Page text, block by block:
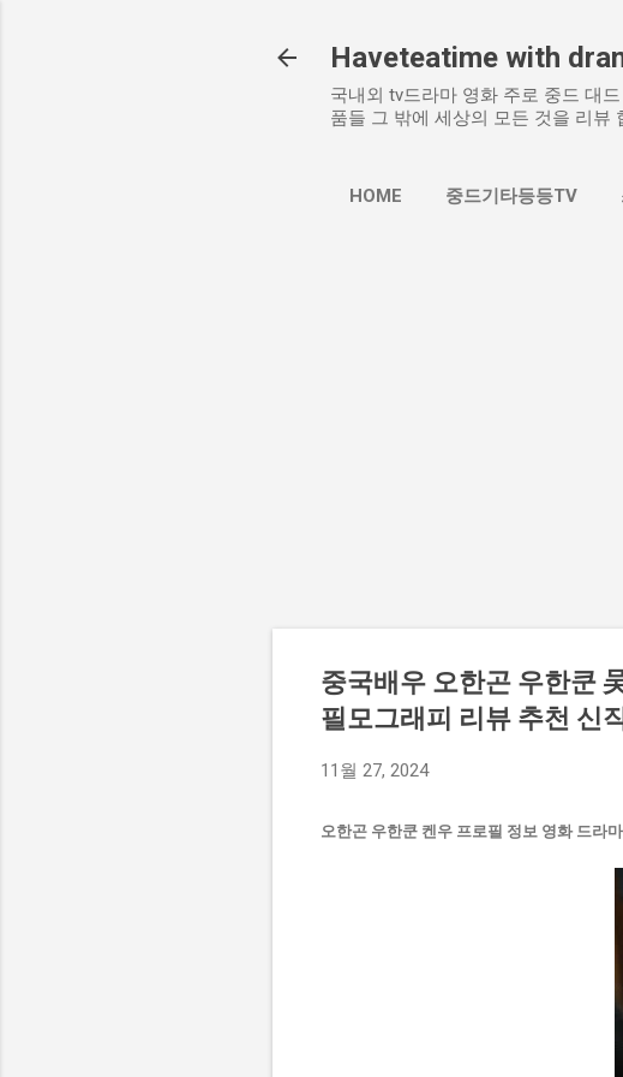
Haveteatime with
국내외 tv드라마 영화 주로 중드 대
품들 그 밖에 세상의 모든 것을 리뷰
HOME 중드기타등등TV
중국배우 오한곤 우한쿤
필모그래피 리뷰 추천 신
11월 27, 2024
오한곤 우한쿤 켄우 프로필 정보 영화 드라